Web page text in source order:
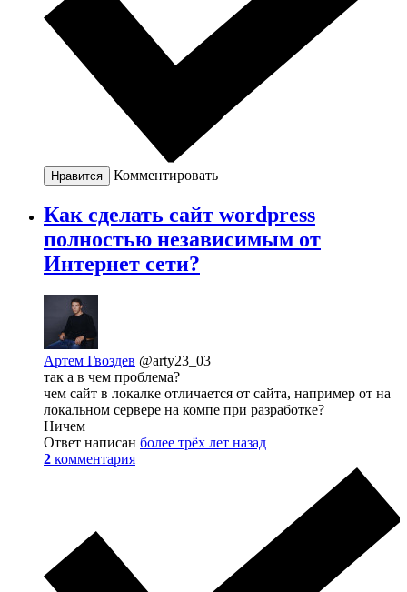
Нравится Комментировать
Как сделать сайт wordpress
полностью независимым от
Интернет сети?
Артем Гвоздев @arty23_03
так а в чем проблема?
чем сайт в локалке отличается от сайта, например от на
локальном сервере на компе при разработке?
Ничем
Ответ написан более трёх лет назад
2 комментария